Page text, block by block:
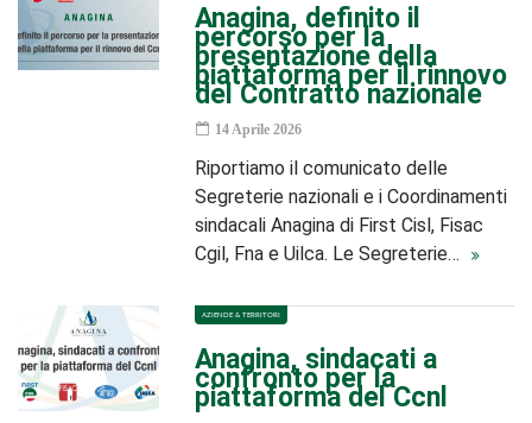
Anagina, definito il
percorso per la
presentazione della
piattaforma per il rinnovo
del Contratto nazionale
14 Aprile 2026
Riportiamo il comunicato delle
Segreterie nazionali e i Coordinamenti
sindacali Anagina di First Cisl, Fisac
Cgil, Fna e Uilca. Le Segreterie…
AZIENDE & TERRITORI
Anagina, sindacati a
confronto per la
piattaforma del Ccnl